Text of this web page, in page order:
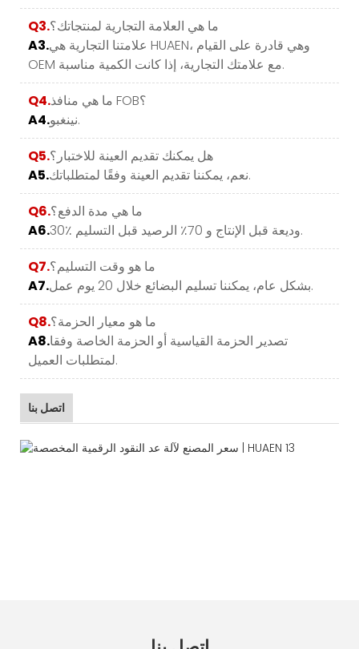
Q3.ما هي العلامة التجارية لمنتجاتك؟
A3.علامتنا التجارية هي HUAEN، وهي قادرة على القيام
OEM مع علامتك التجارية، إذا كانت الكمية مناسبة.
Q4.
ما هي منافذ FOB؟
A4.
نينغبو.
Q5.هل يمكنك تقديم العينة للاختبار؟
A5.
نعم، يمكننا تقديم العينة وفقًا لمتطلباتك.
Q6.ما هي مدة الدفع؟
A6.
30٪ وديعة قبل الإنتاج و 70٪ الرصيد قبل التسليم.
Q7.ما هو وقت التسليم؟
A7.
بشكل عام، يمكننا تسليم البضائع خلال 20 يوم عمل.
Q8.ما هو معيار الحزمة؟
A8.تصدير الحزمة القياسية أو الحزمة الخاصة وفقا
لمتطلبات العميل.
اتصل بنا